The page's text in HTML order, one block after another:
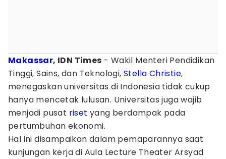
Makassar, IDN Times - Wakil Menteri Pendidikan
Tinggi, Sains, dan Teknologi, Stella Christie,
menegaskan universitas di Indonesia tidak cukup
hanya mencetak lulusan. Universitas juga wajib
menjadi pusat riset yang berdampak pada
pertumbuhan ekonomi.
Hal ini disampaikan dalam pemaparannya saat
kunjungan kerja di Aula Lecture Theater Arsyad